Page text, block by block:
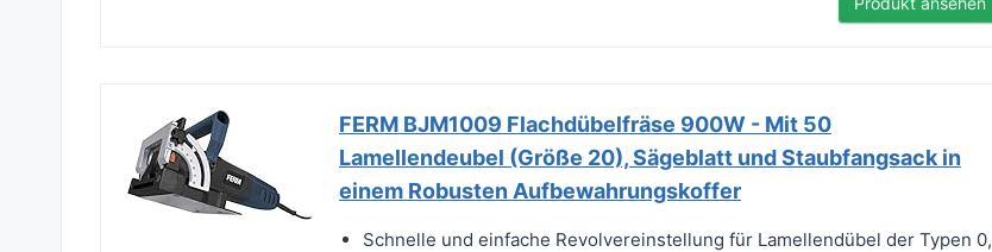
FERM BJM1009 Flachdübelfräse 900W - Mit 50
Lamellendeubel (Größe 20), Sägeblatt und Staubfangsack in
einem Robusten Aufbewahrungskoffer
Schnelle und einfache Revolvereinstellung für Lamellendübel der Typen 0,